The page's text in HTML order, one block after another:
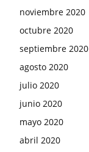
noviembre 2020
octubre 2020
septiembre 2020
agosto 2020
julio 2020
junio 2020
mayo 2020
abril 2020